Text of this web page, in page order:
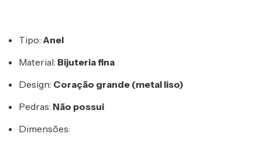
Tipo: Anel
Material: Bijuteria fina
Design: Coração grande (metal liso)
Pedras: Não possui
Dimensões: